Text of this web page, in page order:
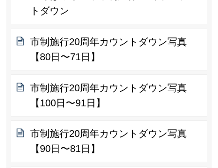
トダウン
市制施行20周年カウントダウン写真
【80日〜71日】
市制施行20周年カウントダウン写真
【100日〜91日】
市制施行20周年カウントダウン写真
【90日〜81日】